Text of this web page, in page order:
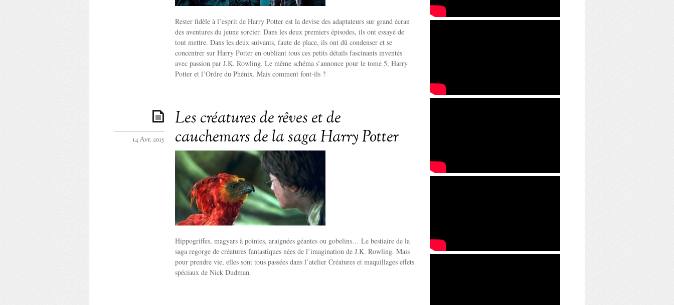
Rester fidèle à l’esprit de Harry Potter est la devise des adaptateurs sur grand écran
des aventures du jeune sorcier. Dans les deux premiers épisodes, ils ont essayé de
tout mettre. Dans les deux suivants, faute de place, ils ont dû condenser et se
concentrer sur Harry Potter en oubliant tous ces petits détails fascinants inventés
avec passion par J.K. Rowling. Le même schéma s’annonce pour le tome 5, Harry
Potter et l’Ordre du Phénix. Mais comment font-ils ?
Les créatures de rêves et de
cauchemars de la saga Harry Potter
14 Avr. 2015
Hippogriffes, magyars à pointes, araignées géantes ou gobelins… Le bestiaire de la
saga regorge de créatures fantastiques nées de l’imagination de J.K. Rowling. Mais
pour prendre vie, elles sont tous passées dans l’atelier Créatures et maquillages effets
spéciaux de Nick Dudman.